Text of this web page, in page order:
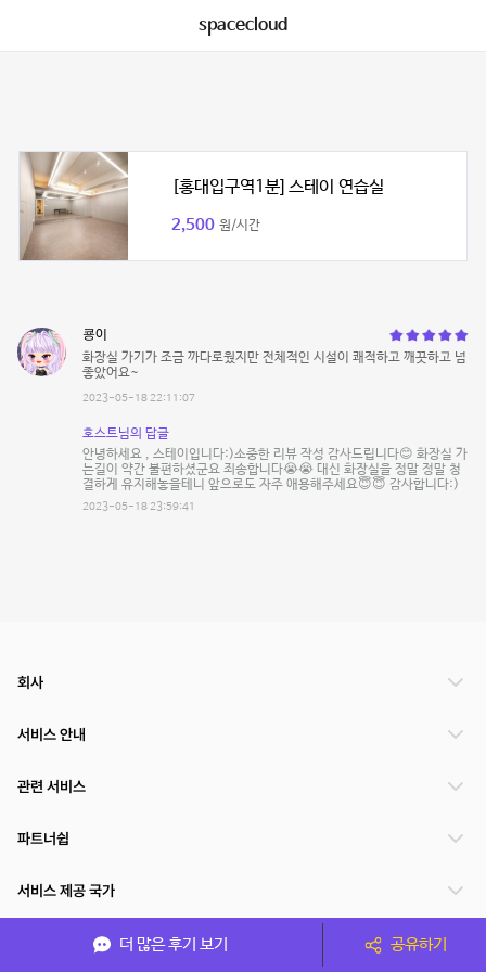
spacecloud
[홍대입구역1분] 스테이 연습실
2,500 원/시간
쿙이
화장실 가기가 조금 까다로웠지만 전체적인 시설이 쾌적하고 깨끗하고 넘
좋았어요~
2023-05-18 22:11:07
호스트님의 답글
안녕하세요 , 스테이입니다:)소중한 리뷰 작성 감사드립니다😊 화장실 가
는길이 약간 불편하셨군요 죄송합니다😭😭 대신 화장실을 정말 정말 청
결하게 유지해놓을테니 앞으로도 자주 애용해주세요😇😇 감사합니다:)
2023-05-18 23:59:41
더 많은 후기 보기 공유하기
회사
서비스 안내
관련 서비스
파트너쉽
서비스 제공 국가